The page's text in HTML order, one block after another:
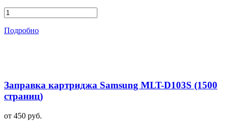
Подробно
Заправка картриджа Samsung MLT-D103S (1500
страниц)
от 450 руб.